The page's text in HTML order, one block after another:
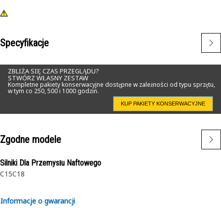
Specyfikacje
ZBLIŻA SIĘ CZAS PRZEGLĄDU?
STWÓRZ WŁASNY ZESTAW
Kompletne pakiety konserwacyjne dostępne w zależności od typu sprzętu,
w tym co 250, 500 i 1000 godzin.
KUP PAKIETY KONSERWACYJNE
Zgodne modele
Silniki Dla Przemysłu Naftowego
C15C18
Informacje o gwarancji